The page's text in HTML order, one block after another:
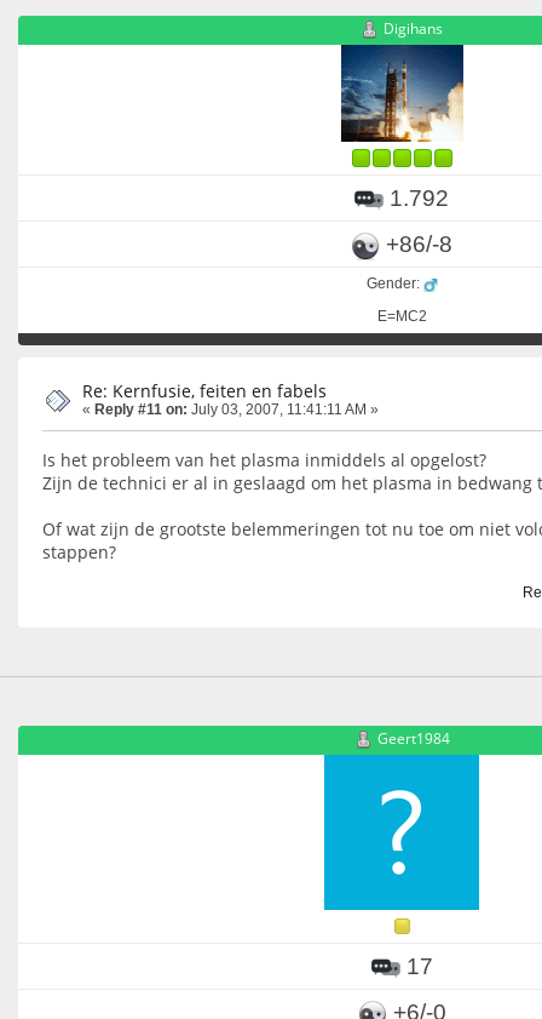
Digihans
1.792
+86/-8
Gender:
E=MC2
Re: Kernfusie, feiten en fabels
« Reply #11 on: July 03, 2007, 11:41:11 AM »
Is het probleem van het plasma inmiddels al opgelost?
Zijn de technici er al in geslaagd om het plasma in bedwang
Of wat zijn de grootste belemmeringen tot nu toe om niet
stappen?
Geert1984
17
+6/-0